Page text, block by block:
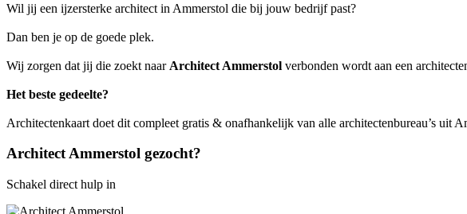
Wil jij een ijzersterke architect in Ammerstol die bij jouw bedrijf past?
Dan ben je op de goede plek.
Wij zorgen dat jij die zoekt naar Architect Ammerstol verbonden wordt aan een
Het beste gedeelte?
Architectenkaart doet dit compleet gratis & onafhankelijk van alle architectenbureau’s uit
Architect Ammerstol gezocht?
Schakel direct hulp in